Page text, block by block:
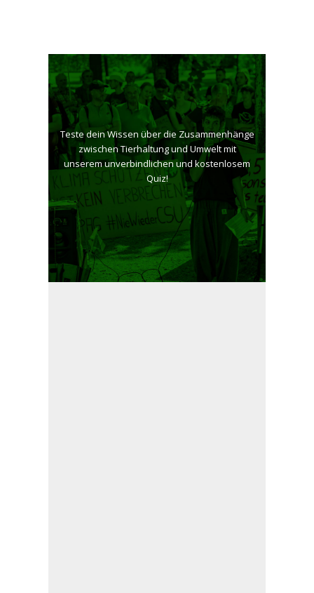
Teste dein Wissen über die Zusammenhänge
zwischen Tierhaltung und Umwelt mit
unserem unverbindlichen und kostenlosem
Quiz!